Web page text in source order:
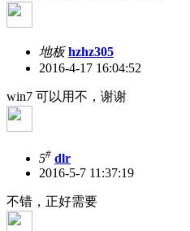
地板 hzhz305
2016-4-17 16:04:52
win7 可以用不，谢谢
5# dlr
2016-5-7 11:37:19
不错，正好需要